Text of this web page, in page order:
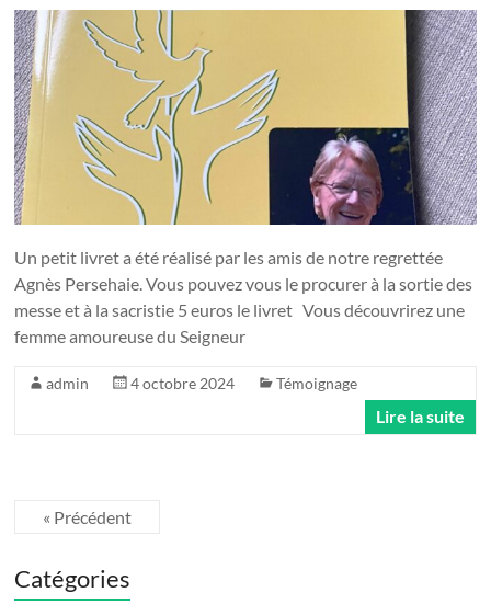
Un petit livret a été réalisé par les amis de notre regrettée
Agnès Persehaie. Vous pouvez vous le procurer à la sortie des
messe et à la sacristie 5 euros le livret Vous découvrirez une
femme amoureuse du Seigneur
admin 4 octobre 2024 Témoignage
Lire la suite
« Précédent
Catégories